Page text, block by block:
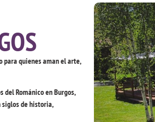
quienes aman el arte,
del Románico en Burgos,
de historia,